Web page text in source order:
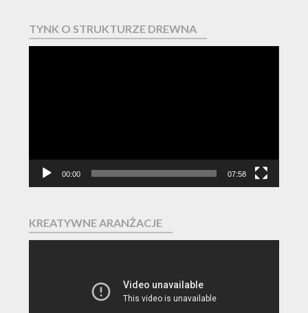
TYNK O STRUKTURZE DREWNA
00:00 07:58
KREATYWNE ARANŻACJE